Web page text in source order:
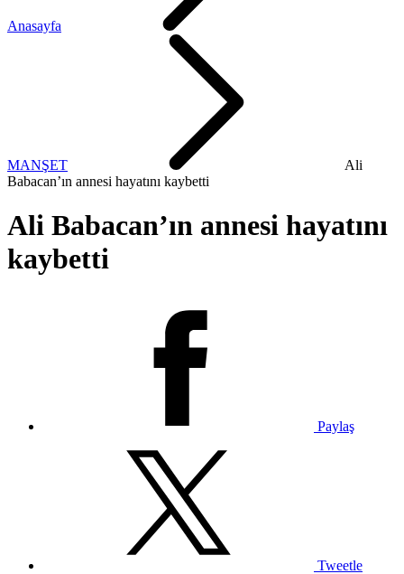
Anasayfa
MANŞET
Ali
Babacan’ın annesi hayatını kaybetti
Ali Babacan’ın annesi hayatını
kaybetti
Paylaş
Tweetle